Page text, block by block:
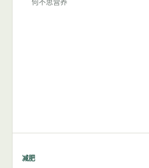
何不思营养
减肥